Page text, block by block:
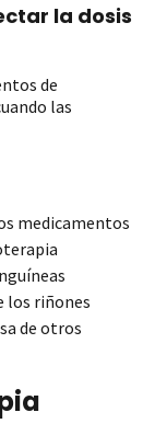
la dosis
de
las
medicamentos
los riñones
de otros